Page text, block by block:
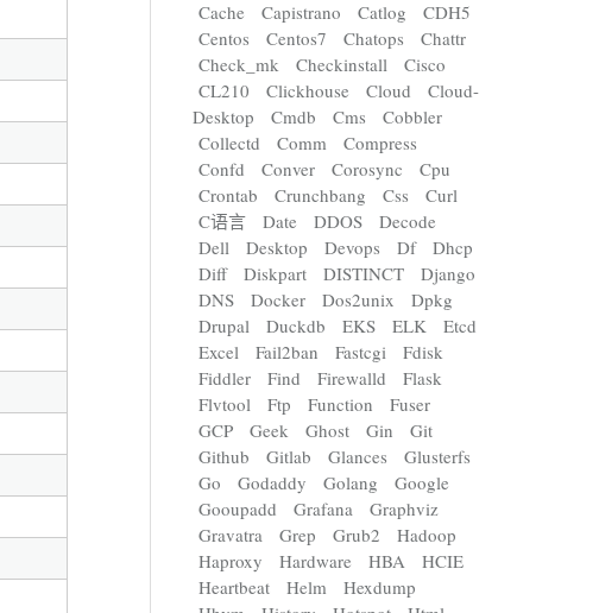
Cache
Capistrano Catlog
CDH5
Centos
Centos7 Chatops
Chattr
Check_mk
Checkinstall
Cisco
CL210
Clickhouse Cloud
Cloud-
Desktop
Cmdb Cms
Cobbler
Collectd
Comm
Compress
Confd
Conver Corosync
Cpu
Crontab
Crunchbang Css
Curl
C语言
Date DDOS
Decode
Dell
Desktop Devops Df
Dhcp
Diff
Diskpart DISTINCT
Django
DNS
Docker Dos2unix
Dpkg
Drupal
Duckdb EKS ELK
Etcd
Excel
Fail2ban Fastcgi
Fdisk
Fiddler
Find Firewalld
Flask
Flvtool
Ftp Function
Fuser
GCP
Geek Ghost Gin
Git
Github
Gitlab Glances
Glusterfs
Go
Godaddy Golang
Google
Gooupadd
Grafana
Graphviz
Gravatra
Grep Grub2
Hadoop
Haproxy
Hardware HBA
HCIE
Heartbeat
Helm
Hexdump